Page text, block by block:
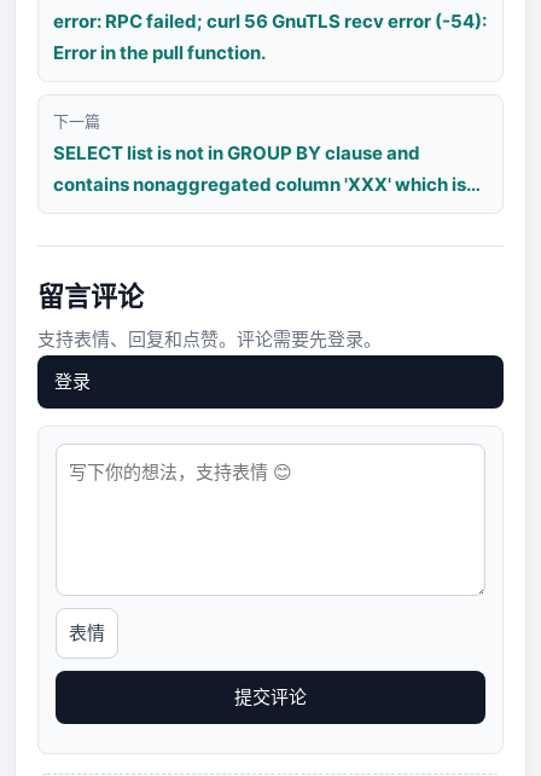
error: RPC failed; curl 56 GnuTLS recv error (-54):
Error in the pull function.
下一篇
SELECT list is not in GROUP BY clause and
contains nonaggregated column 'XXX' which is
not functionally dependent on columns in GROUP
BY clause; this is incompatible with
sql_mode=only_full_group_by
留言评论
支持表情、回复和点赞。评论需要先登录。
登录
表情
提交评论